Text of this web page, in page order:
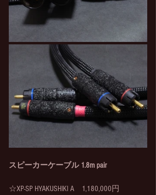
スピーカーケーブル 1.8m pair
☆XP-SP HYAKUSHIKI A　1,180,000円